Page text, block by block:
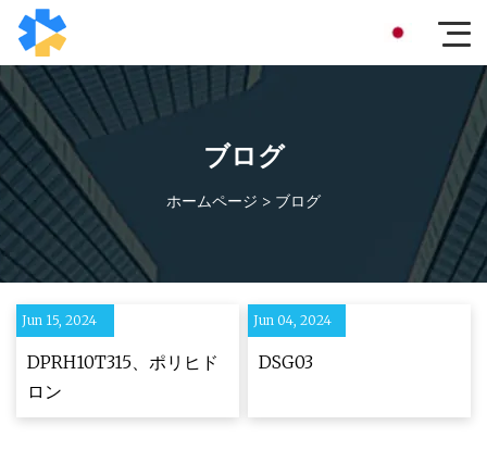
ブログ
ホームページ > ブログ
Jun 15, 2024
DPRH10T315、ポリヒド
ロン
Jun 04, 2024
DSG03